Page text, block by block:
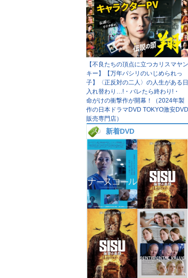
【不良たちの頂点に立つカリスマヤン
キー】【万年パシリのいじめられっ
子】〈正反対の二人〉の人生がある日
入れ替わり…!・バレたら終わり!・
命がけの衝撃作が開幕！（2024年製
作の日本ドラマDVD TOKYO激安DVD
販売専門店）
新着DVD